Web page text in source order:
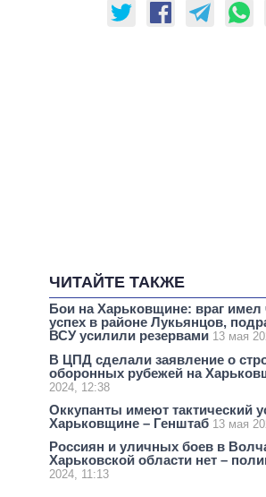
ЧИТАЙТЕ ТАКЖЕ
Бои на Харьковщине: враг имел
успех в районе Лукьянцов,
ВСУ усилили резервами 13 мая
В ЦПД сделали заявление о
оборонных рубежей на
2024, 12:38
Оккупанты имеют тактический
Харьковщине – Генштаб 13 мая
Россиян и уличных боев в
Харьковской области нет –
2024, 11:13